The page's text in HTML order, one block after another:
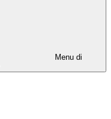
Menu di